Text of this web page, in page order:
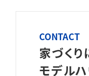
CONTACT
家づく
モデル